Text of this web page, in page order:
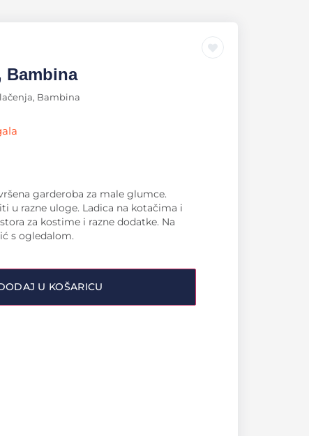
Bambina
Bambina
garderoba za male glumce.
u razne uloge. Ladica na kotačima i
za kostime i razne dodatke. Na
s ogledalom.
U KOŠARICU